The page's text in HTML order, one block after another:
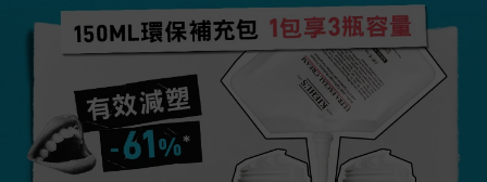
150ml環保補充包 1包享3瓶容量
有效減塑
-61%*